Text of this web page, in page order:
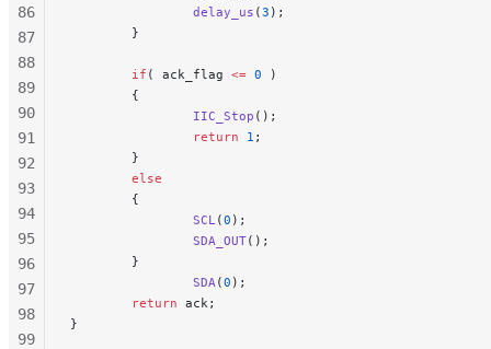
                delay_us
(3 );
        }
        if
( ack_flag <= 0 )
        {
                IIC_Stop
();
                return
1 ;
        }
        else
        {
                SCL
(0 );
                SDA_OUT
();
        }
                SDA
(0 );
        return
ack;
}
86
87
88
89
90
91
92
93
94
95
96
97
98
99